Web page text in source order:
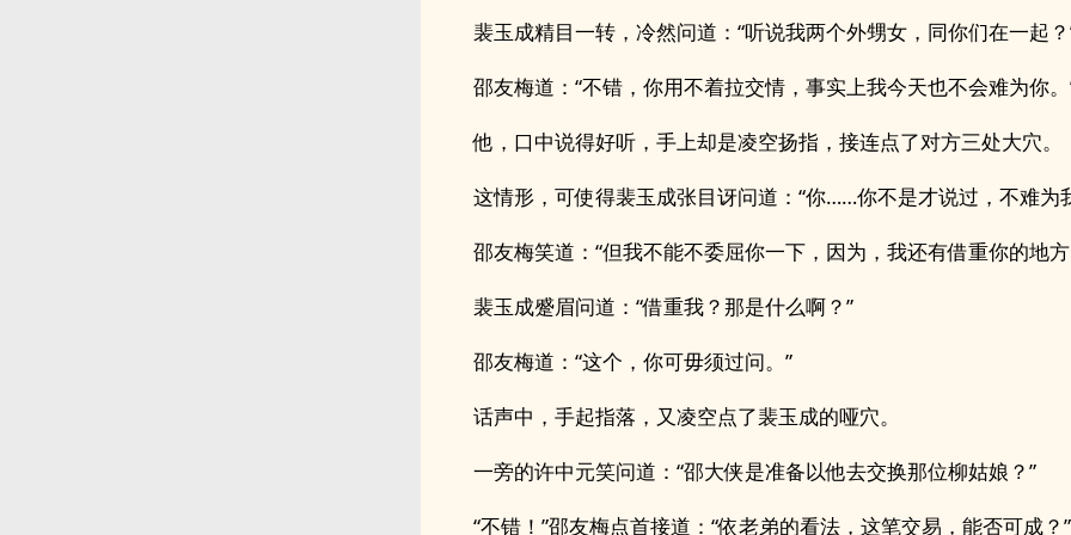
裴玉成精目一转，冷然问道：“听说我两个外甥女，同你们在一起？
邵友梅道：“不错，你用不着拉交情，事实上我今天也不会难为你。
他，口中说得好听，手上却是凌空扬指，接连点了对方三处大穴。
这情形，可使得裴玉成张目讶问道：“你……你不是才说过，不难为
邵友梅笑道：“但我不能不委屈你一下，因为，我还有借重你的地
裴玉成蹙眉问道：“借重我？那是什么啊？”
邵友梅道：“这个，你可毋须过问。”
话声中，手起指落，又凌空点了裴玉成的哑穴。
一旁的许中元笑问道：“邵大侠是准备以他去交换那位柳姑娘？”
“不错！”邵友梅点首接道：“依老弟的看法，这笔交易，能否可成？”